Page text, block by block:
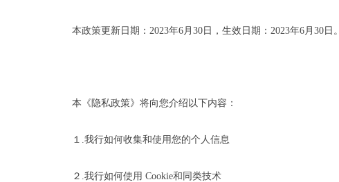
本政策更新日期：2023年6月30日，生效日期：2023年6月30日。
本《隐私政策》将向您介绍以下内容：
１.我行如何收集和使用您的个人信息
２.我行如何使用 Cookie和同类技术